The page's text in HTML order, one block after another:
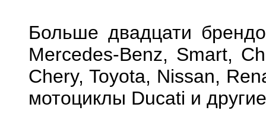
Больше двадцати
Mercedes-Вenz, Smart,
Chery, Toyota, Nissan,
мотоциклы Ducati и